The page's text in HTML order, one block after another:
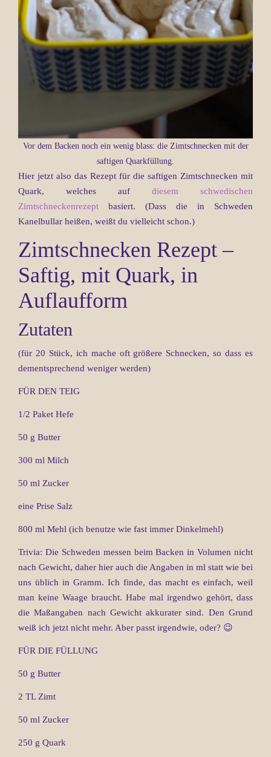
Vor dem Backen noch ein wenig blass: die Zimtschnecken mit der
saftigen Quarkfüllung.
Hier jetzt also das Rezept für die saftigen Zimtschnecken mit
Quark, welches auf diesem schwedischen
Zimtschneckenrezept basiert. (Dass die in Schweden
Kanelbullar heißen, weißt du vielleicht schon.)
Zimtschnecken Rezept –
Saftig, mit Quark, in
Auflaufform
Zutaten
(für 20 Stück, ich mache oft größere Schnecken, so dass es
dementsprechend weniger werden)
FÜR DEN TEIG
1/2 Paket Hefe
50 g Butter
300 ml Milch
50 ml Zucker
eine Prise Salz
800 ml Mehl (ich benutze wie fast immer Dinkelmehl)
Trivia: Die Schweden messen beim Backen in Volumen nicht
nach Gewicht, daher hier auch die Angaben in ml statt wie bei
uns üblich in Gramm. Ich finde, das macht es einfach, weil
man keine Waage braucht. Habe mal irgendwo gehört, dass
die Maßangaben nach Gewicht akkurater sind. Den Grund
weiß ich jetzt nicht mehr. Aber passt irgendwie, oder? 😉
FÜR DIE FÜLLUNG
50 g Butter
2 TL Zimt
50 ml Zucker
250 g Quark